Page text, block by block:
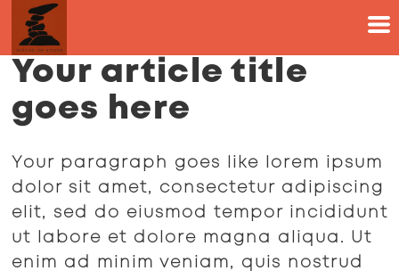
Your article title
goes here
Your paragraph goes like lorem ipsum
dolor sit amet, consectetur adipiscing
elit, sed do eiusmod tempor incididunt
ut labore et dolore magna aliqua. Ut
enim ad minim veniam, quis nostrud